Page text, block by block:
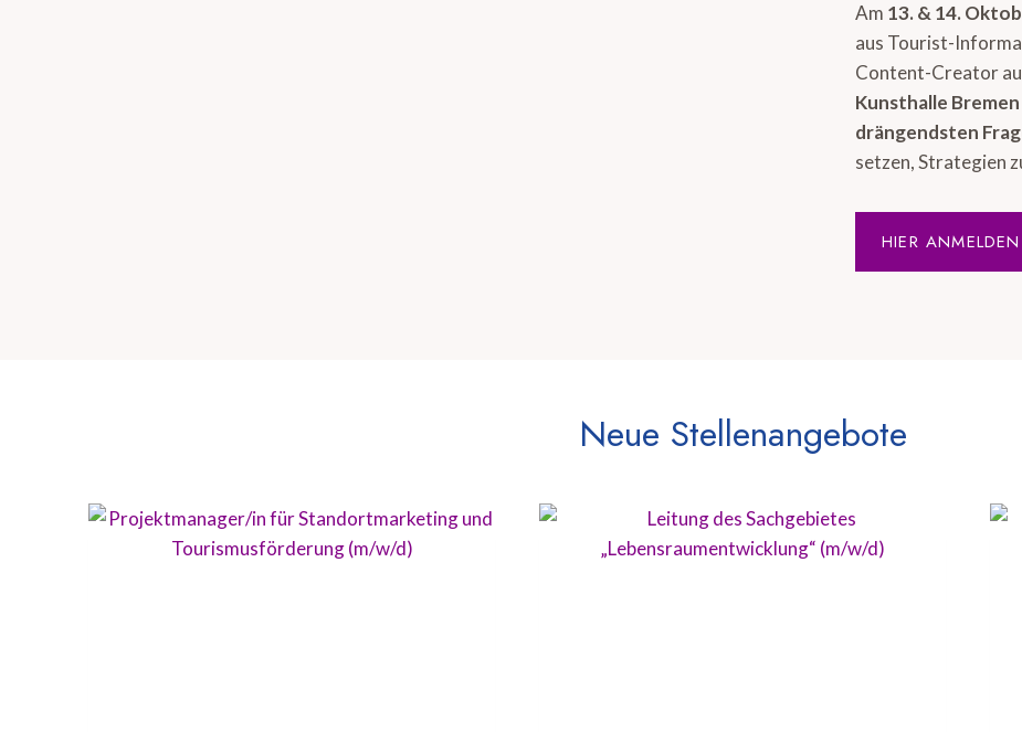
Am 13. & 14.
aus Tourist-
Content-Creator
Kunsthalle Bremen
drängendsten
setzen, Strategien
HIER ANMELDEN
Neue Stellenangebote